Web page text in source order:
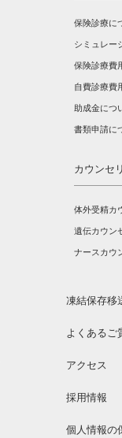
保険診療に
シミュレー
保険診療費
自費診療費
助成金につ
書類申請に
カウンセ
体外受精カ
遺伝カウン
ナースカウ
凍結保存移
よくあるご
アクセス
採用情報
個人情報の